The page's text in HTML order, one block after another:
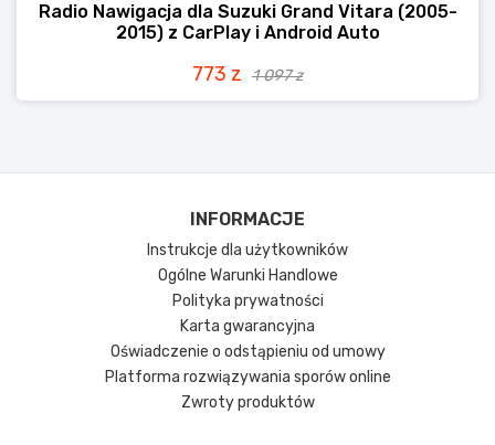
Radio Nawigacja dla Suzuki Grand Vitara (2005-
2015) z CarPlay i Android Auto
773 z 1 097 z
INFORMACJE
Instrukcje dla użytkowników
Ogólne Warunki Handlowe
Polityka prywatności
Karta gwarancyjna
Oświadczenie o odstąpieniu od umowy
Platforma rozwiązywania sporów online
Zwroty produktów